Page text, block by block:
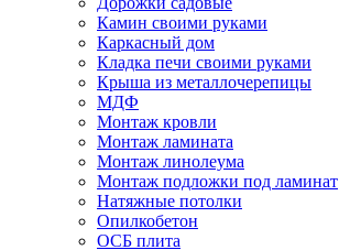
Камин своими руками
Каркасный дом
Кладка печи своими руками
Крыша из металлочерепицы
МДФ
Монтаж кровли
Монтаж ламината
Монтаж линолеума
Монтаж подложки под ламинат
Натяжные потолки
Опилкобетон
ОСБ плита